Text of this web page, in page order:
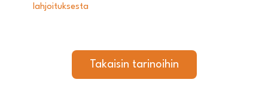
lahjoituksesta
Takaisin tarinoihin